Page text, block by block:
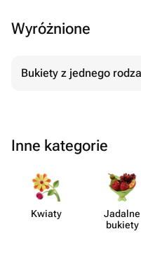
Wyróżnione
Bukiety z jednego
Inne kategorie
Kwiaty
Jadalne
bukiety